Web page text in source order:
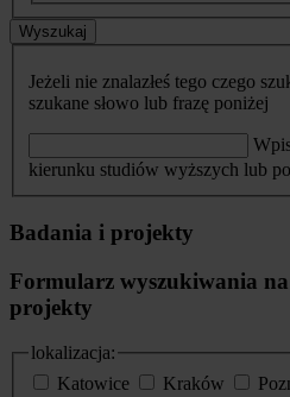
Wyszukaj
Jeżeli nie znalazłeś tego czego
szukane słowo lub frazę poniżej
kierunku studiów wyższych lub
Badania i projekty
Formularz wyszukiwania
projekty
lokalizacja:
Katowice
Kraków